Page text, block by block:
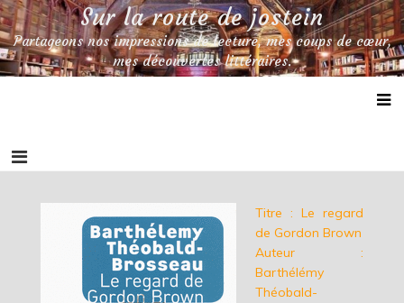
Skip
to
content
Sur la route de jostein
Partageons nos impressions de lecture, mes coups de cœur,
mes découvertes littéraires.
Titre : Le regard
de Gordon Brown
Auteur :
Barthélémy
Théobald-